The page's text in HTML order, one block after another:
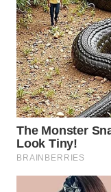
Wahana
Media
Group
WAHANA
NEWS
WAHANA
TANI
WAHANA